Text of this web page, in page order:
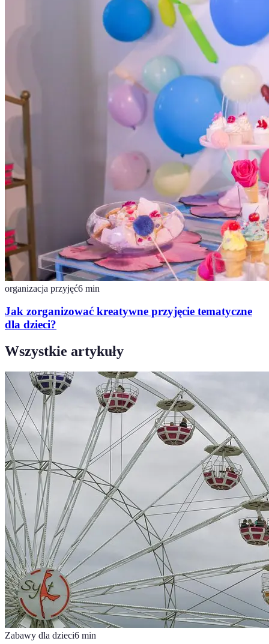
organizacja przyjęć6 min
Jak zorganizować kreatywne przyjęcie tematyczne
dla dzieci?
Wszystkie artykuły
Zabawy dla dzieci6 min